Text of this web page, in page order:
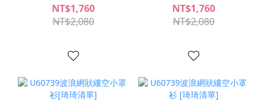
NT$1,760
NT$2,080
NT$1,760
NT$2,080